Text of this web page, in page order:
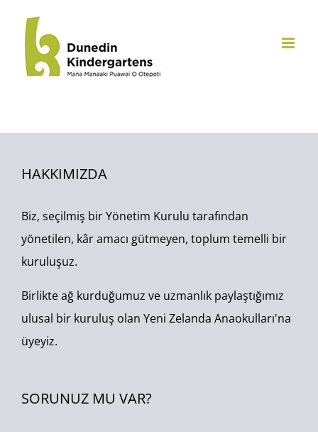
HAKKIMIZDA
Biz, seçilmiş bir Yönetim Kurulu tarafından
yönetilen, kâr amacı gütmeyen, toplum temelli bir
kuruluşuz.
Birlikte ağ kurduğumuz ve uzmanlık paylaştığımız
ulusal bir kuruluş olan Yeni Zelanda Anaokulları'na
üyeyiz.
SORUNUZ MU VAR?